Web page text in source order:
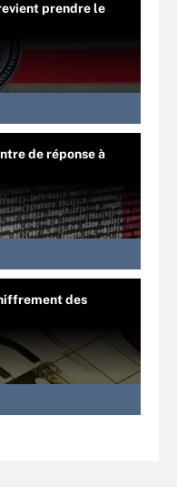
prendre le
de réponse à
des